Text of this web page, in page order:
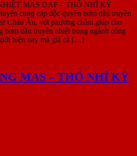
MAS DAF – THỔ NHĨ KỲ
cung cấp độc quyền bơm dầu truyền
Châu Âu, với phương châm giúp cho
bơm dầu truyền nhiệt trong ngành công
hiện nay mà giá cả […]
MAS – THỔ NHĨ KỲ